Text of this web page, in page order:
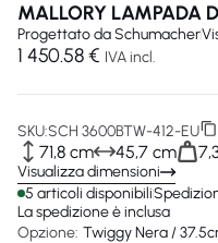
MALLORY LAMPADA
Progettato daSchumacher
1 450.58 € IVA incl.
SKU:SCH 3600BTW-412-EU
71,8 cm 45,7 cm
Visualizza dimensioni
5 articoli disponibili
La spedizione è inclusa
Opzione: Twiggy Nera /